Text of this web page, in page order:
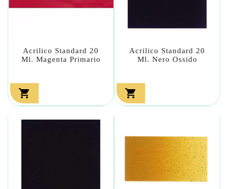
Acrilico Standard 20
Ml. Magenta Primario

Acrilico Standard 20
Ml. Nero Ossido
